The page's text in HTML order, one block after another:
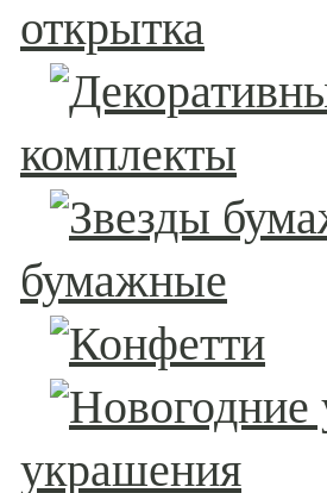
открытка
комплекты
бумажные
украшения